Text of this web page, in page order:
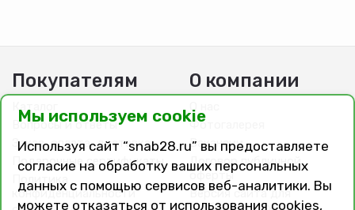
Покупателям
Каталог
Вопросы и ответы
Заказ, оплата, доставка
Подарочные сертификаты
конфиденциальности
О компании
О нас
Фотогалерея
Вакансии
Договор публичной
оферты
Версия сайта для
Мы используем cookie
Используя сайт “snab28.ru” вы предоставляете
согласие на обработку ваших персональных
данных с помощью сервисов веб-аналитики. Вы
можете отказаться от использования cookies,